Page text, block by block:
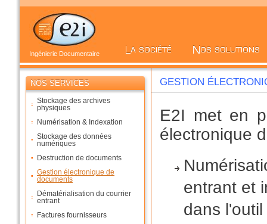
Ingénierie Documentaire
NOS SERVICES
Stockage des archives
physiques
Numérisation & Indexation
Stockage des données
numériques
Destruction de documents
Gestion électronique de
documents
Dématérialisation du courrier
entrant
Factures fournisseurs
GESTION
E2I met en
électronique
entrant et
dans